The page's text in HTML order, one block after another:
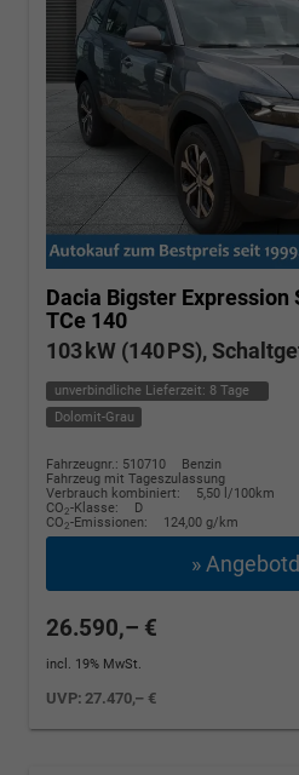
Dacia Bigster Expression
TCe 140
103 kW (140 PS),
unverbindliche Lieferzeit: 8 Tage
Dolomit-Grau
Fahrzeugnr.: 510710
Benzin
Fahrzeug mit Tageszulassung
Verbrauch kombiniert:
5,50 l/100km
CO2-Klasse:
D
CO2-Emissionen: 124,00 g/km
»
26.590,– €
incl. 19% MwSt.
UVP:27.470,– €